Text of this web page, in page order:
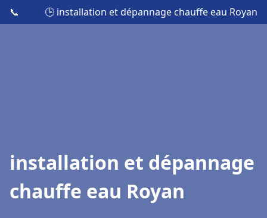
📞 🕒 installation et dépannage chauffe eau Royan
installation et dépannage
chauffe eau Royan